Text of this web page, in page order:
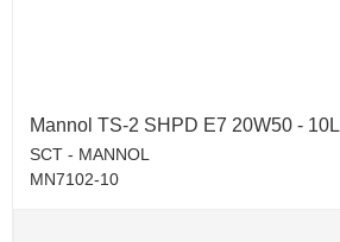
Mannol TS-2 SHPD E7 20W50 - 10L
SCT - MANNOL
MN7102-10